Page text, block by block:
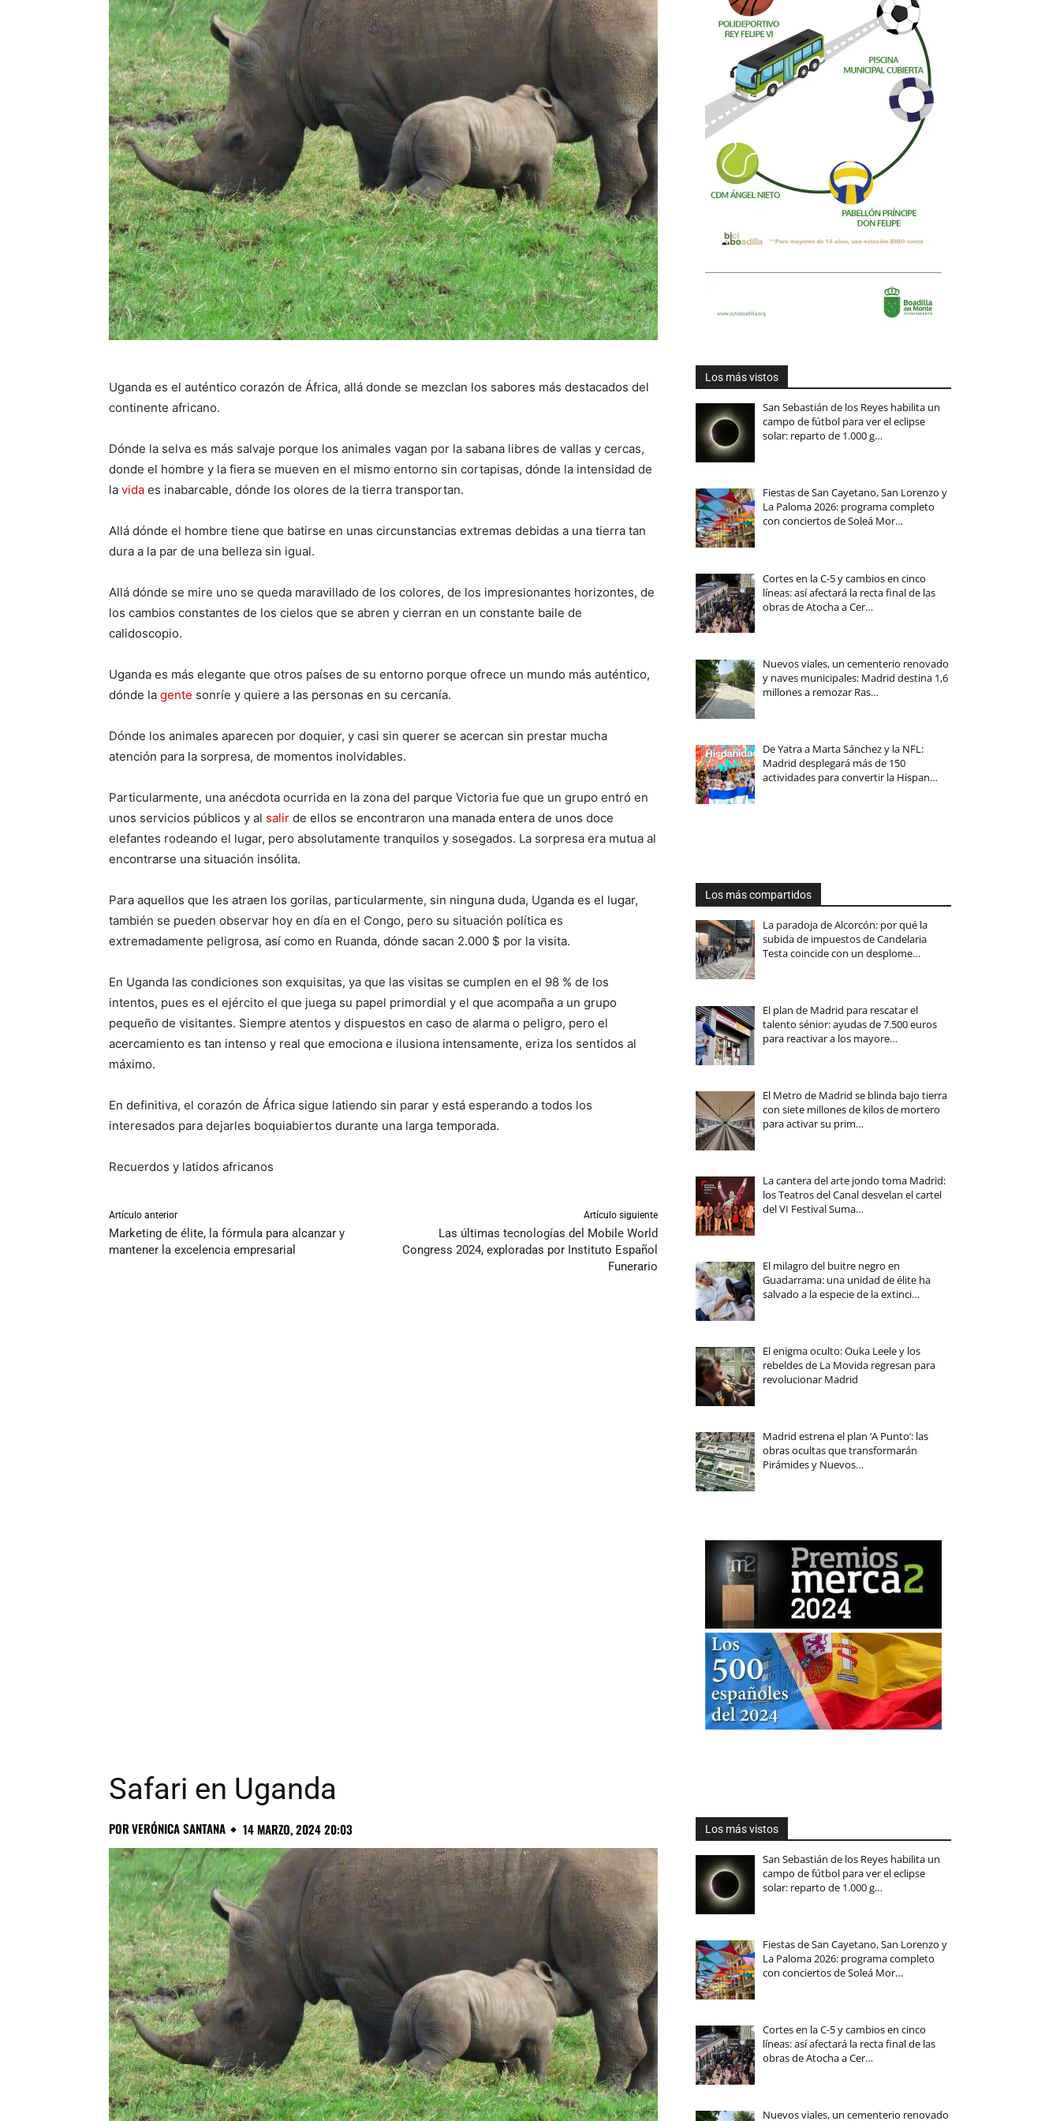
Uganda es el auténtico corazón de África, allá donde se mezclan los sabores más destacados del
continente africano.
Dónde la selva es más salvaje porque los animales vagan por la sabana libres de vallas y cercas,
donde el hombre y la fiera se mueven en el mismo entorno sin cortapisas, dónde la intensidad de
la vida es inabarcable, dónde los olores de la tierra transportan.
Allá dónde el hombre tiene que batirse en unas circunstancias extremas debidas a una tierra tan
dura a la par de una belleza sin igual.
Allá dónde se mire uno se queda maravillado de los colores, de los impresionantes horizontes, de
los cambios constantes de los cielos que se abren y cierran en un constante baile de
calidoscopio.
Uganda es más elegante que otros países de su entorno porque ofrece un mundo más auténtico,
dónde la gente sonríe y quiere a las personas en su cercanía.
Dónde los animales aparecen por doquier, y casi sin querer se acercan sin prestar mucha
atención para la sorpresa, de momentos inolvidables.
Particularmente, una anécdota ocurrida en la zona del parque Victoria fue que un grupo entró en
unos servicios públicos y al salir de ellos se encontraron una manada entera de unos doce
elefantes rodeando el lugar, pero absolutamente tranquilos y sosegados. La sorpresa era mutua al
encontrarse una situación insólita.
Para aquellos que les atraen los gorilas, particularmente, sin ninguna duda, Uganda es el lugar,
también se pueden observar hoy en día en el Congo, pero su situación política es
extremadamente peligrosa, así como en Ruanda, dónde sacan 2.000 $ por la visita.
En Uganda las condiciones son exquisitas, ya que las visitas se cumplen en el 98 % de los
intentos, pues es el ejército el que juega su papel primordial y el que acompaña a un grupo
pequeño de visitantes. Siempre atentos y dispuestos en caso de alarma o peligro, pero el
acercamiento es tan intenso y real que emociona e ilusiona intensamente, eriza los sentidos al
máximo.
En definitiva, el corazón de África sigue latiendo sin parar y está esperando a todos los
interesados para dejarles boquiabiertos durante una larga temporada.
Recuerdos y latidos africanos
Artículo anterior
Marketing de élite, la fórmula para alcanzar y
mantener la excelencia empresarial
Artículo siguiente
Las últimas tecnologías del Mobile World
Congress 2024, exploradas por Instituto Español
Funerario
Los más vistos
San Sebastián de los Reyes habilita un
campo de fútbol para ver el eclipse
solar: reparto de 1.000 g…
Fiestas de San Cayetano, San Lorenzo y
La Paloma 2026: programa completo
con conciertos de Soleá Mor…
Cortes en la C-5 y cambios en cinco
líneas: así afectará la recta final de las
obras de Atocha a Cer…
Nuevos viales, un cementerio renovado
y naves municipales: Madrid destina 1,6
millones a remozar Ras…
De Yatra a Marta Sánchez y la NFL:
Madrid desplegará más de 150
actividades para convertir la Hispan…
Los más compartidos
La paradoja de Alcorcón: por qué la
subida de impuestos de Candelaria
Testa coincide con un desplome…
El plan de Madrid para rescatar el
talento sénior: ayudas de 7.500 euros
para reactivar a los mayore…
El Metro de Madrid se blinda bajo tierra
con siete millones de kilos de mortero
para activar su prim…
La cantera del arte jondo toma Madrid:
los Teatros del Canal desvelan el cartel
del VI Festival Suma…
El milagro del buitre negro en
Guadarrama: una unidad de élite ha
salvado a la especie de la extinci…
El enigma oculto: Ouka Leele y los
rebeldes de La Movida regresan para
revolucionar Madrid
Madrid estrena el plan ‘A Punto’: las
obras ocultas que transformarán
Pirámides y Nuevos…
Safari en Uganda
PORVERÓNICA SANTANA 14 MARZO, 2024 20:03 Los más vistos
San Sebastián de los Reyes habilita un
campo de fútbol para ver el eclipse
solar: reparto de 1.000 g…
Fiestas de San Cayetano, San Lorenzo y
La Paloma 2026: programa completo
con conciertos de Soleá Mor…
Cortes en la C-5 y cambios en cinco
líneas: así afectará la recta final de las
obras de Atocha a Cer…
Nuevos viales, un cementerio renovado